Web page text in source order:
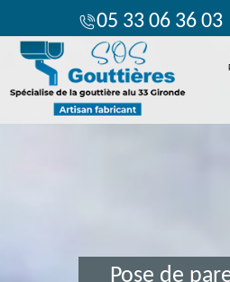
05 33 06 36 03
Pose de